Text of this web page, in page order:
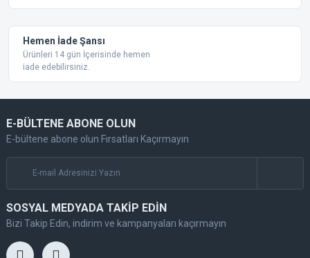
Hemen İade Şansı
Ürünleri 14 gün İçerisinde hemen
iade edebilirsiniz.
E-BÜLTENE ABONE OLUN
E-bültene abone olun Fırsatları Kaçırmayın
SOSYAL MEDYADA TAKİP EDİN
Bizi Takip Edin, indirim ve kampanyaları kaçırmayın